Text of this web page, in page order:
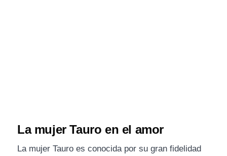
La mujer Tauro en el amor
La mujer Tauro es conocida por su gran fidelidad